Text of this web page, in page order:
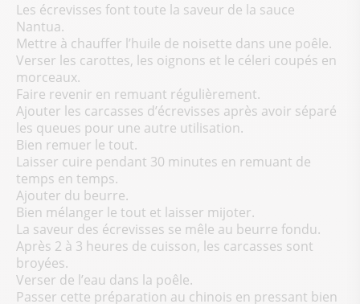
Les écrevisses font toute la saveur de la sauce
Nantua.
Mettre à chauffer l’huile de noisette dans une poêle.
Verser les carottes, les oignons et le céleri coupés en
morceaux.
Faire revenir en remuant régulièrement.
Ajouter les carcasses d’écrevisses après avoir séparé
les queues pour une autre utilisation.
Bien remuer le tout.
Laisser cuire pendant 30 minutes en remuant de
temps en temps.
Ajouter du beurre.
Bien mélanger le tout et laisser mijoter.
La saveur des écrevisses se mêle au beurre fondu.
Après 2 à 3 heures de cuisson, les carcasses sont
broyées.
Verser de l’eau dans la poêle.
Passer cette préparation au chinois en pressant bien